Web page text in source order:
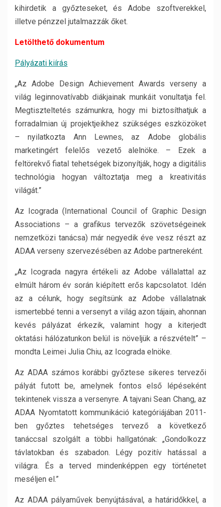
kihirdetik a győzteseket, és Adobe szoftverekkel,
illetve pénzzel jutalmazzák őket.
Letölthető dokumentum
Pályázati kiírás
„Az Adobe Design Achievement Awards verseny a
világ leginnovatívabb diákjainak munkáit vonultatja fel.
Megtiszteltetés számunkra, hogy mi biztosíthatjuk a
forradalmian új projektjeikhez szükséges eszközöket
– nyilatkozta Ann Lewnes, az Adobe globális
marketingért felelős vezető alelnöke. – Ezek a
feltörekvő fiatal tehetségek bizonyítják, hogy a digitális
technológia hogyan változtatja meg a kreativitás
világát.”
Az Icograda (International Council of Graphic Design
Associations – a grafikus tervezők szövetségeinek
nemzetközi tanácsa) már negyedik éve vesz részt az
ADAA verseny szervezésében az Adobe partnereként.
„Az Icograda nagyra értékeli az Adobe vállalattal az
elmúlt három év során kiépített erős kapcsolatot. Idén
az a célunk, hogy segítsünk az Adobe vállalatnak
ismertebbé tenni a versenyt a világ azon tájain, ahonnan
kevés pályázat érkezik, valamint hogy a kiterjedt
oktatási hálózatunkon belül is növeljük a részvételt” –
mondta Leimei Julia Chiu, az Icograda elnöke.
Az ADAA számos korábbi győztese sikeres tervezői
pályát futott be, amelynek fontos első lépéseként
tekintenek vissza a versenyre. A tajvani Sean Chang, az
ADAA Nyomtatott kommunikáció kategóriájában 2011-
ben győztes tehetséges tervező a következő
tanáccsal szolgált a többi hallgatónak: „Gondolkozz
távlatokban és szabadon. Légy pozitív hatással a
világra. És a terved mindenképpen egy történetet
meséljen el.”
Az ADAA pályaművek benyújtásával, a határidőkkel, a